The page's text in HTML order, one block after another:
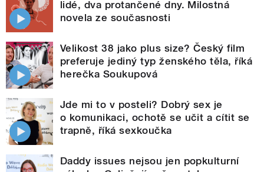
lidé, dva protančené dny. Milostná
novela ze současnosti
Velikost 38 jako plus size? Český film
preferuje jediný typ ženského těla, říká
herečka Soukupová
Jde mi to v posteli? Dobrý sex je
o komunikaci, ochotě se učit a cítit se
trapně, říká sexkoučka
Daddy issues nejsou jen popkulturní